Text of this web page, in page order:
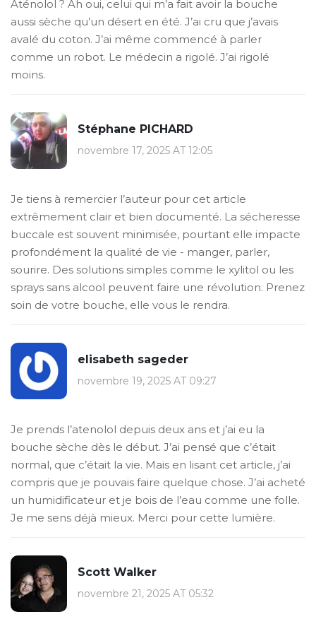
Aténolol ? Ah oui, celui qui m’a fait avoir la bouche
aussi sèche qu’un désert en été. J’ai cru que j’avais
avalé du coton. J’ai même commencé à parler
comme un robot. Le médecin a rigolé. J’ai rigolé
moins.
Stéphane PICHARD
novembre 17, 2025 AT 12:05
Je tiens à remercier l’auteur pour cet article
extrêmement clair et bien documenté. La sécheresse
buccale est souvent minimisée, pourtant elle impacte
profondément la qualité de vie - manger, parler,
sourire. Des solutions simples comme le xylitol ou les
sprays sans alcool peuvent faire une révolution. Prenez
soin de votre bouche, elle vous le rendra.
elisabeth sageder
novembre 19, 2025 AT 09:27
Je prends l’atenolol depuis deux ans et j’ai eu la
bouche sèche dès le début. J’ai pensé que c’était
normal, que c’était la vie. Mais en lisant cet article, j’ai
compris que je pouvais faire quelque chose. J’ai acheté
un humidificateur et je bois de l’eau comme une folle.
Je me sens déjà mieux. Merci pour cette lumière.
Scott Walker
novembre 21, 2025 AT 05:32